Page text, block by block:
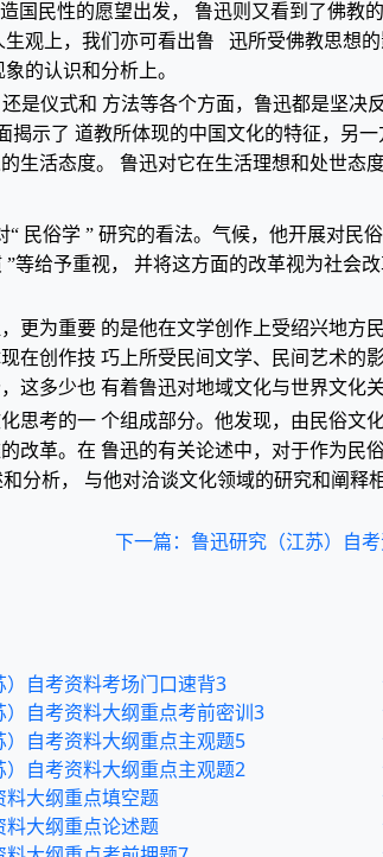
民性的愿望出发， 鲁迅则又看到了佛教
观上，我们亦可看出鲁 迅所受佛教思想
的认识和分析上。
是仪式和 方法等各个方面，鲁迅都是坚
示了 道教所体现的中国文化的特征，另
活态度。 鲁迅对它在生活理想和处世态
民俗学 ” 研究的看法。气候，他开展对民
给予重视， 并将这方面的改革视为社会
更为重要 的是他在文学创作上受绍兴地方
创作技 巧上所受民间文学、民间艺术的
多少也 有着鲁迅对地域文化与世界文化关
考的一 个组成部分。他发现，由民俗文
革。在 鲁迅的有关论述中，对于作为民
分析， 与他对洽谈文化领域的研究和阐释
下一篇：鲁迅研究（江苏）自
自考资料考场门口速背3
自考资料大纲重点考前密训3
自考资料大纲重点主观题5
自考资料大纲重点主观题2
大纲重点填空题
大纲重点论述题